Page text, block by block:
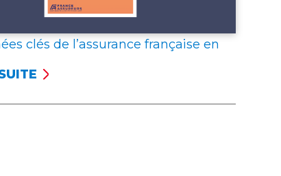
clés de l’assurance française en